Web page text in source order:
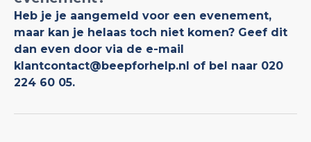
Heb je je aangemeld voor een evenement,
maar kan je helaas toch niet komen? Geef dit
dan even door via de e-mail
klantcontact@beepforhelp.nl of bel naar 020
224 60 05.